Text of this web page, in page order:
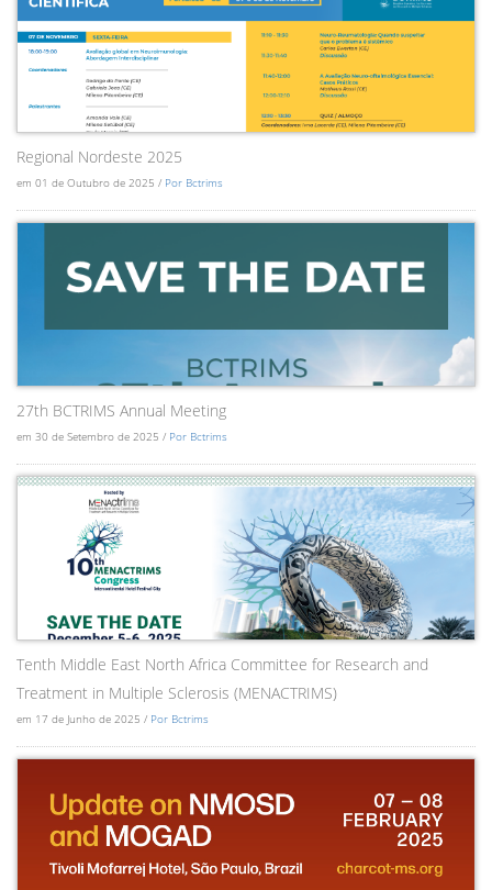
Regional Nordeste 2025
em 01 de Outubro de 2025 / Por Bctrims
27th BCTRIMS Annual Meeting
em 30 de Setembro de 2025 / Por Bctrims
Tenth Middle East North Africa Committee for Research and
Treatment in Multiple Sclerosis (MENACTRIMS)
em 17 de Junho de 2025 / Por Bctrims